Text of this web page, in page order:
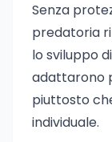
Senza
predatoria
lo sviluppo
adattarono
piuttosto
individuale.